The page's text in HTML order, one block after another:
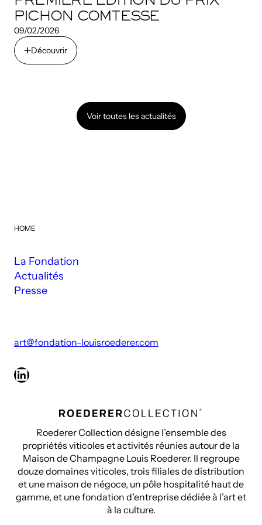
PICHON COMTESSE
09/02/2026
Découvrir
Voir toutes les actualités
HOME
La Fondation
Actualités
Presse
art@fondation-louisroederer.com
LinkedIn
Roederer Collection désigne l’ensemble des
propriétés viticoles et activités réunies autour de la
Maison de Champagne Louis Roederer. Il regroupe
douze domaines viticoles, trois filiales de distribution
et une maison de négoce, un pôle hospitalité haut de
gamme, et une fondation d’entreprise dédiée à l’art et
à la culture.